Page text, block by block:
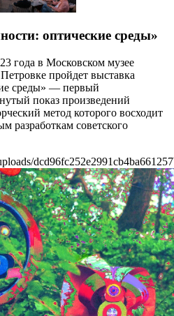
оптические среды»
года в Московском музее
пройдет выставка
среды» — первый
показ произведений
метод которого восходит
разработкам советского